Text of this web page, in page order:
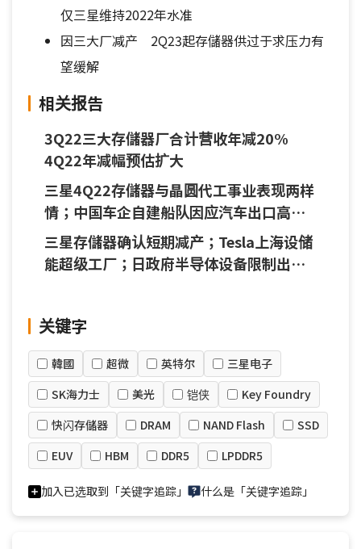
仅三星维持2022年水准
因三大厂减产 2Q23起存儲器供过于求压力有
望缓解
相关报告
3Q22三大存儲器厂合计营收年减20%
4Q22年减幅预估扩大
三星4Q22存儲器与晶圆代工事业表现两样
情；中国车企自建船队因应汽车出口高度
成长
三星存儲器确认短期减产；Tesla上海设储
能超级工厂；日政府半导体设备限制出口
关键字
韓國 超微 英特尔
三星电子
SK海力士
美光 铠侠
Key Foundry
快闪存儲器
DRAM NAND Flash
SSD
EUV
HBM DDR5 LPDDR5
加入已选取到「关键字追踪」 什么是「关键字追踪」